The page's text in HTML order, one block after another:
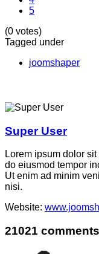
5
(0 votes)
Tagged under
joomshaper
Super User
Lorem ipsum dolor
do eiusmod tempor
Ut enim ad minim
nisi.
Website:
21021 comments